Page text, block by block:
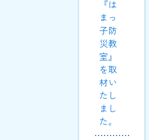
『は
まっ
子防
災教
室』
を取
材い
たし
まし
た。